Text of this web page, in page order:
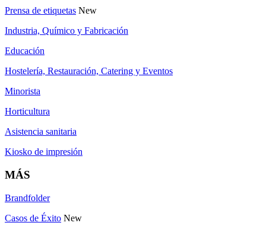
Prensa de etiquetas New
Industria, Químico y Fabricación
Educación
Hostelería, Restauración, Catering y Eventos
Minorista
Horticultura
Asistencia sanitaria
Kiosko de impresión
MÁS
Brandfolder
Casos de Éxito New